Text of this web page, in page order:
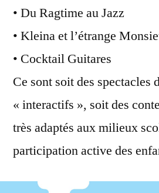
• Du Ragtime au Jazz
• Kleina et l’étrange
• Cocktail Guitares
Ce sont soit des spectacles
« interactifs », soit des
très adaptés aux milieux
participation active des